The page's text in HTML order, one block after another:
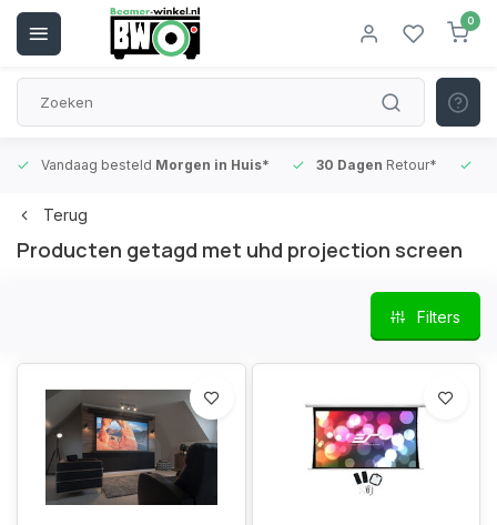
0
Vandaag besteld Morgen in Huis* 30 Dagen Retour*
Terug
Producten getagd met uhd projection screen
Filters